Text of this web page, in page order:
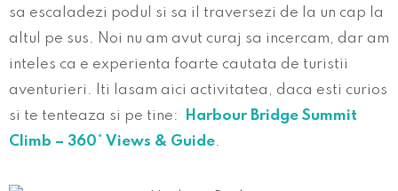
sa escaladezi podul si sa il traversezi de la un cap la
altul pe sus. Noi nu am avut curaj sa incercam, dar am
inteles ca e experienta foarte cautata de turistii
aventurieri. Iti lasam aici activitatea, daca esti curios
si te tenteaza si pe tine:
Harbour Bridge Summit
Climb – 360° Views & Guide.